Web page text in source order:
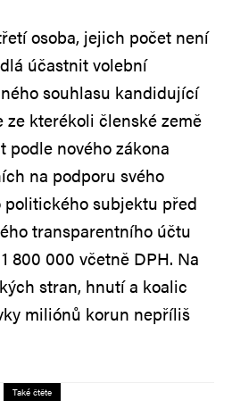
osoba, jejich počet není
účastnit volební
souhlasu kandidující
ze kterékoli členské země
podle nového zákona
na podporu svého
subjektu před
transparentního účtu
800 000 včetně DPH. Na
stran, hnutí a koalic
miliónů korun nepříliš
Také čtěte